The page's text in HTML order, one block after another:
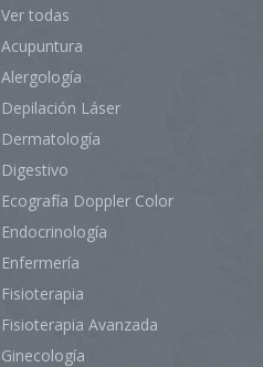
Ver todas
Acupuntura
Alergología
Depilación Láser
Dermatología
Digestivo
Ecografía Doppler Color
Endocrinología
Enfermería
Fisioterapia
Fisioterapia Avanzada
Ginecología